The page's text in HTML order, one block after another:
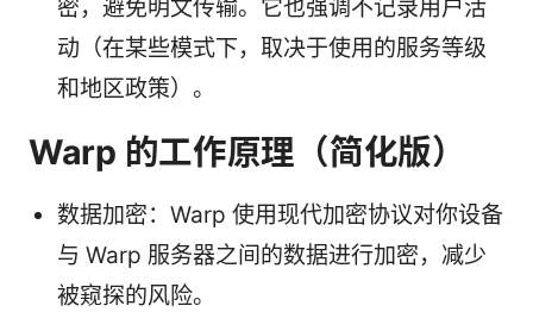
密，避免明文传输。它也强调不记录用户活
动（在某些模式下，取决于使用的服务等级
和地区政策）。
Warp 的工作原理（简化版）
数据加密：Warp 使用现代加密协议对你设备
与 Warp 服务器之间的数据进行加密，减少
被窥探的风险。